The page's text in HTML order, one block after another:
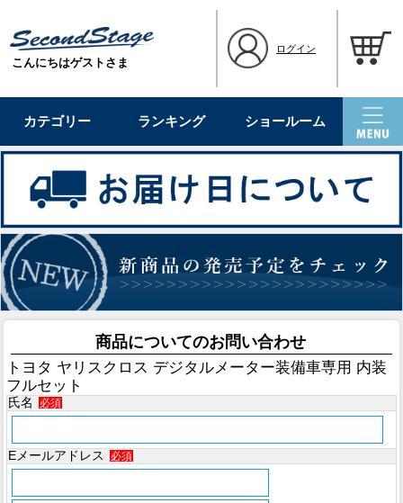
こんにちはゲストさま
ログイン
カテゴリー ランキング ショールーム
商品についてのお問い合わせ
トヨタ ヤリスクロス デジタルメーター装備車専用 内装
フルセット
氏名 必須
Eメールアドレス 必須